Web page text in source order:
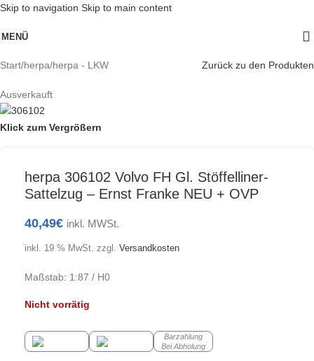
Skip to navigation Skip to main content
MENÜ
Start/herpa/herpa - LKW Zurück zu den Produkten
Ausverkauft
Klick zum Vergrößern
herpa 306102 Volvo FH Gl. Stöffelliner-
Sattelzug – Ernst Franke NEU + OVP
40,49€ inkl. MWSt.
inkl. 19 % MwSt. zzgl. Versandkosten
Maßstab: 1:87 / H0
Nicht vorrätig
Barzahlung
Bei Abholung